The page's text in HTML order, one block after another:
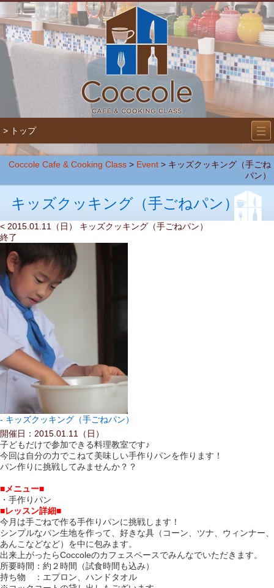
> トップ ―
―
―
Coccole Cafe & Cooking Class > Event > キッズクッキング（手ごね
パン）
キッズクッキング（手ごねパン）
< 2015.01.11（日） キッズクッキング（手ごねパン）
終了
キッズクッキング（手ごねパン）
開催日：2015.01.11（日）
子どもだけで参加できる料理教室です♪
今回は自分の力でこねて美味しい手作りパンを作ります！
パン作りに挑戦してみませんか？？
■メニュー■
・手作りパン
■レッスン詳細■
今月は手ごねで作る手作りパンに挑戦します！
シンプルなパン生地を作って、好きな具（コーン、ツナ、ウィンナー、
あんこなどなど）を中に包みます。
出来上がったらCoccoleのカフェスペースでみんなでいただきます。
所要時間：約２時間（試食時間も込み）
持ち物 ：エプロン、ハンドタオル